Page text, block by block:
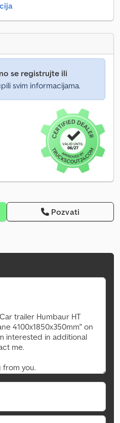
se registrujte ili
svim informacijama.
Pozvati